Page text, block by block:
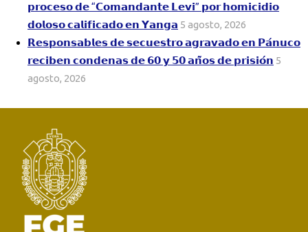
𝗽𝗿𝗼𝗰𝗲𝘀𝗼 𝗱𝗲 “𝗖𝗼𝗺𝗮𝗻𝗱𝗮𝗻𝘁𝗲 𝗟𝗲𝘃𝗶” 𝗽𝗼𝗿 𝗵𝗼𝗺𝗶𝗰𝗶𝗱𝗶𝗼
𝗱𝗼𝗹𝗼𝘀𝗼 𝗰𝗮𝗹𝗶𝗳𝗶𝗰𝗮𝗱𝗼 𝗲𝗻 𝗬𝗮𝗻𝗴𝗮 5 agosto, 2026
𝗥𝗲𝘀𝗽𝗼𝗻𝘀𝗮𝗯𝗹𝗲𝘀 𝗱𝗲 𝘀𝗲𝗰𝘂𝗲𝘀𝘁𝗿𝗼 𝗮𝗴𝗿𝗮𝘃𝗮𝗱𝗼 𝗲𝗻 𝗣𝗮́𝗻𝘂𝗰𝗼
𝗿𝗲𝗰𝗶𝗯𝗲𝗻 𝗰𝗼𝗻𝗱𝗲𝗻𝗮𝘀 𝗱𝗲 𝟲𝟬 𝘆 𝟱𝟬 𝗮𝗻̃𝗼𝘀 𝗱𝗲 𝗽𝗿𝗶𝘀𝗶𝗼́𝗻 5
agosto, 2026